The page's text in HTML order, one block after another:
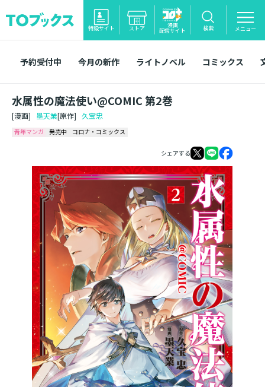
特設サイト ストア 漫画
配信サイト 検索 メニュー
予約受付中 今月の新作 ライトノベル コミックス
水属性の魔法使い@COMIC 第2巻
[漫画] 墨天業[原作] 久宝忠
青年マンガ 発売中 コロナ・コミックス
シェアする